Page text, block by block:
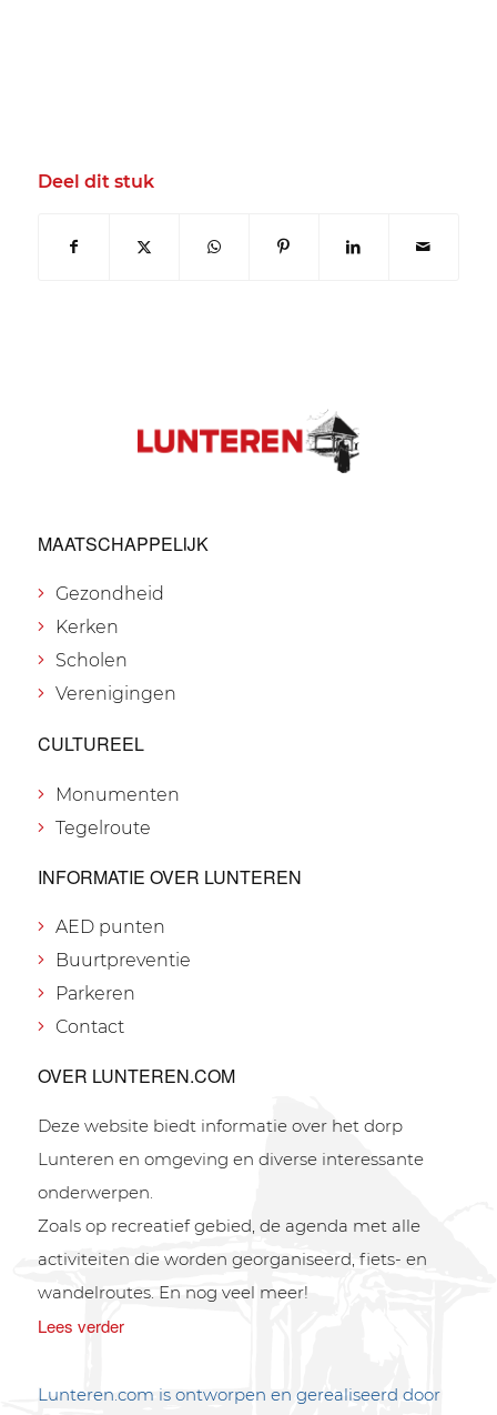
Deel dit stuk
MAATSCHAPPELIJK
Gezondheid
Kerken
Scholen
Verenigingen
CULTUREEL
Monumenten
Tegelroute
INFORMATIE OVER LUNTEREN
AED punten
Buurtpreventie
Parkeren
Contact
OVER LUNTEREN.COM
Deze website biedt informatie over het dorp
Lunteren en omgeving en diverse interessante
onderwerpen.
Zoals op recreatief gebied, de agenda met alle
activiteiten die worden georganiseerd, fiets- en
wandelroutes. En nog veel meer!
Lees verder
Lunteren.com is ontworpen en gerealiseerd door